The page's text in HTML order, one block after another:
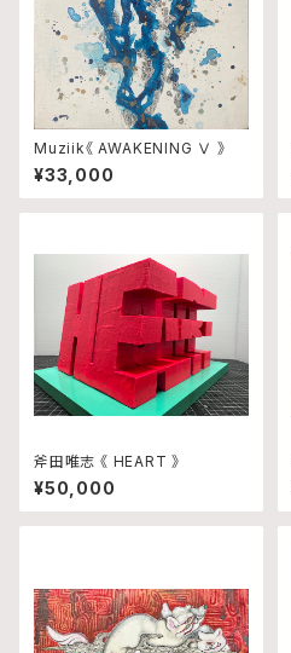
Muziik《 AWAKENING Ⅴ 》
¥33,000
斧田唯志 《 HEART 》
¥50,000